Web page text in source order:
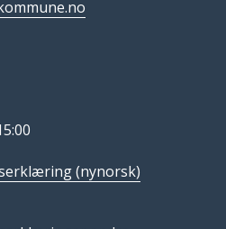
(nynorsk)